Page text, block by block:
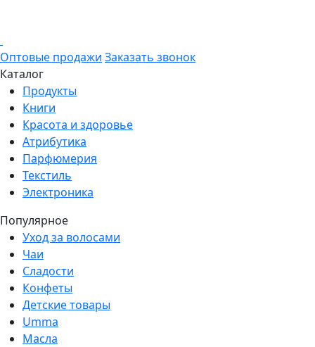
Оптовые продажи Заказать звонок
Каталог
Продукты
Книги
Красота и здоровье
Атрибутика
Парфюмерия
Текстиль
Электроника
Популярное
Уход за волосами
Чаи
Сладости
Конфеты
Детские товары
Umma
Масла